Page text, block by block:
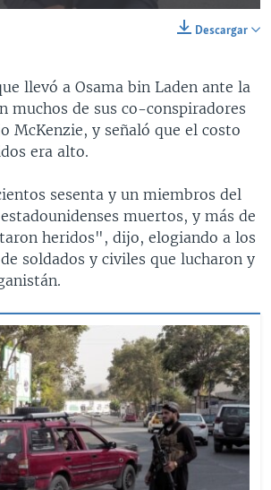
Descargar
llevó a Osama bin Laden ante la
muchos de sus co-conspiradores
McKenzie, y señaló que el costo
era alto.
sesenta y un miembros del
muertos, y más de
heridos", dijo, elogiando a los
soldados y civiles que lucharon y